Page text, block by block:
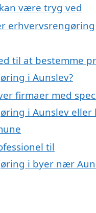
være tryg ved
til at bestemme
i Aunslev?
firmaer med
i Aunslev eller
til
i byer nær